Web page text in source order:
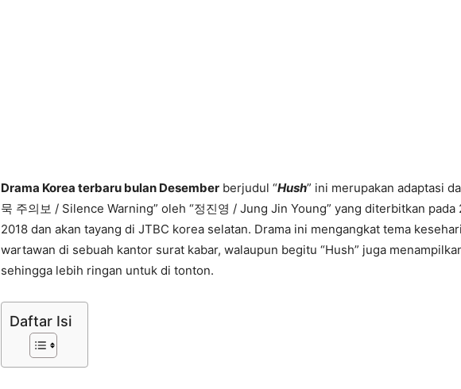
Drama Korea terbaru bulan Desember berjudul “Hush” ini merupakan adaptasi
묵 주의보 / Silence Warning” oleh “정진영 / Jung Jin Young” yang diterbitkan pada
2018 dan akan tayang di JTBC korea selatan. Drama ini mengangkat tema
wartawan di sebuah kantor surat kabar, walaupun begitu “Hush” juga
sehingga lebih ringan untuk di tonton.
Daftar Isi